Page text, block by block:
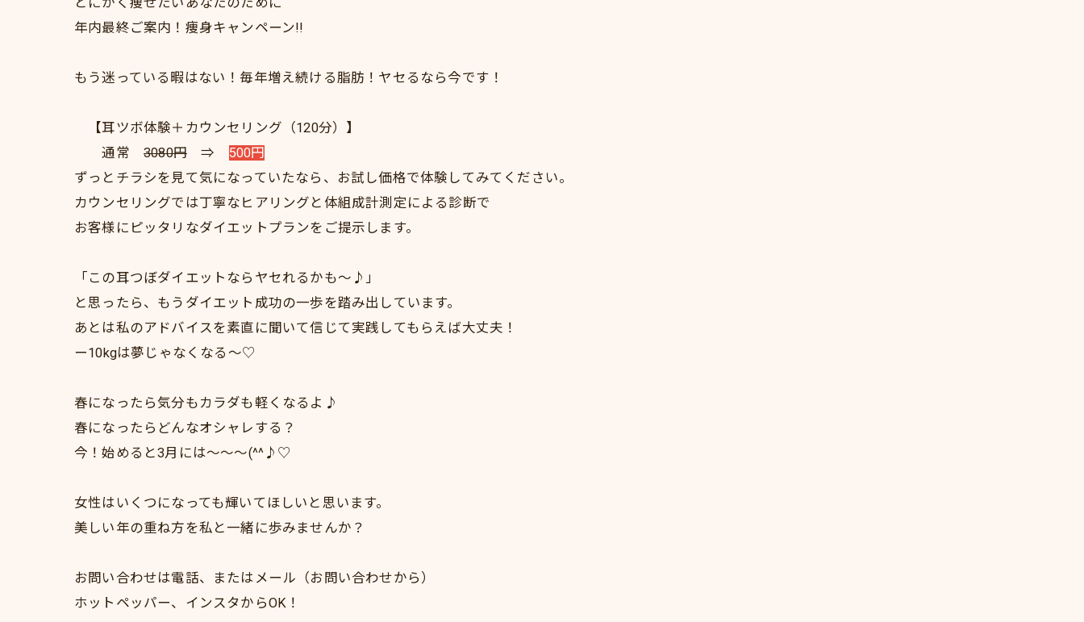
年内最終ご案内！痩身キャンペーン!!
もう迷っている暇はない！毎年増え続ける脂肪！ヤセるなら今です！
【耳ツボ体験＋カウンセリング（120分）】
通常 3080円 ⇒ 500円
ずっとチラシを見て気になっていたなら、お試し価格で体験してみてください。
カウンセリングでは丁寧なヒアリングと体組成計測定による診断で
お客様にピッタリなダイエットプランをご提示します。
「この耳つぼダイエットならヤセれるかも～♪」
と思ったら、もうダイエット成功の一歩を踏み出しています。
あとは私のアドバイスを素直に聞いて信じて実践してもらえば大丈夫！
ー10kgは夢じゃなくなる～♡
春になったら気分もカラダも軽くなるよ♪
春になったらどんなオシャレする？
今！始めると3月には～～～(^^♪♡
女性はいくつになっても輝いてほしいと思います。
美しい年の重ね方を私と一緒に歩みませんか？
お問い合わせは電話、またはメール（お問い合わせから）
ホットペッパー、インスタからOK！